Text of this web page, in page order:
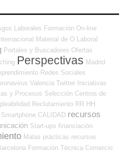
Laborales Formación On-line
Material de O.Laboral
Portales y Buscadores Ofertas
Perspectivas Madrid
Redes Sociales
Valencia Twitter Iniciativas
y Procesos Selección Centros de
Reclutamiento RR.HH.
Smartphone CALIDAD recursos
Start-ups financiación
Malas prácticas recursos
Formación Técnica Comercio